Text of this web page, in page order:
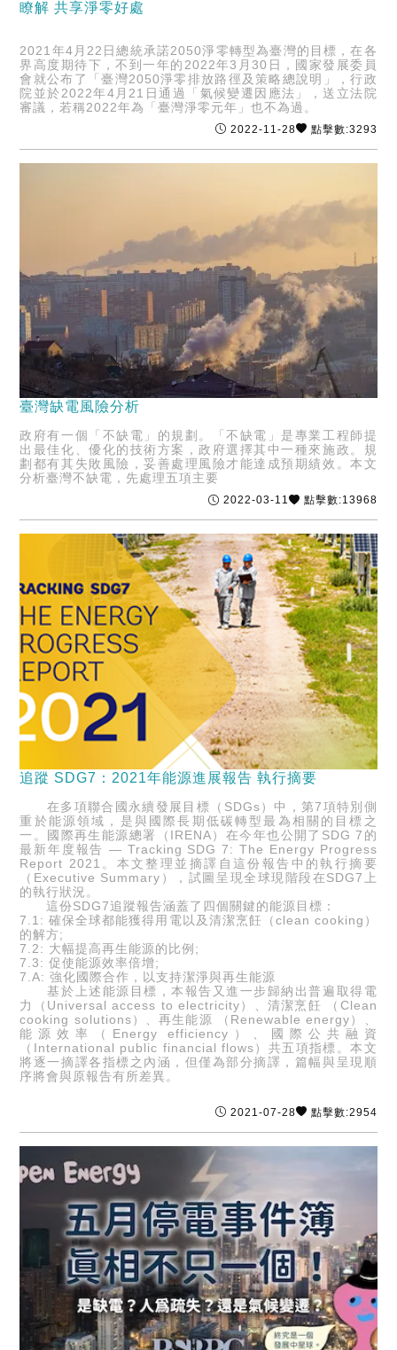
瞭解 共享淨零好處
2021年4月22日總統承諾2050淨零轉型為臺灣的目標，在各
界高度期待下，不到一年的2022年3月30日，國家發展委員
會就公布了「臺灣2050淨零排放路徑及策略總說明」，行政
院並於2022年4月21日通過「氣候變遷因應法」，送立法院
審議，若稱2022年為「臺灣淨零元年」也不為過。
2022-11-28 點擊數:3293
臺灣缺電風險分析
政府有一個「不缺電」的規劃。「不缺電」是專業工程師提
出最佳化、優化的技術方案，政府選擇其中一種來施政。規
劃都有其失敗風險，妥善處理風險才能達成預期績效。本文
分析臺灣不缺電，先處理五項主要
2022-03-11 點擊數:13968
追蹤 SDG7：2021年能源進展報告 執行摘要
在多項聯合國永續發展目標（SDGs）中，第7項特別側
重於能源領域，是與國際長期低碳轉型最為相關的目標之
一。國際再生能源總署（IRENA）在今年也公開了SDG 7的
最新年度報告 — Tracking SDG 7: The Energy Progress
Report 2021。本文整理並摘譯自這份報告中的執行摘要
（Executive Summary），試圖呈現全球現階段在SDG7上
的執行狀況。
這份SDG7追蹤報告涵蓋了四個關鍵的能源目標：
7.1: 確保全球都能獲得用電以及清潔烹飪（clean cooking）
的解方;
7.2: 大幅提高再生能源的比例;
7.3: 促使能源效率倍增;
7.A: 強化國際合作，以支持潔淨與再生能源
基於上述能源目標，本報告又進一步歸納出普遍取得電
力（Universal access to electricity）、清潔烹飪 （Clean
cooking solutions）、再生能源 （Renewable energy）、
能源效率（Energy efficiency）、國際公共融資
（International public financial flows）共五項指標。本文
將逐一摘譯各指標之內涵，但僅為部分摘譯，篇幅與呈現順
序將會與原報告有所差異。
2021-07-28 點擊數:2954